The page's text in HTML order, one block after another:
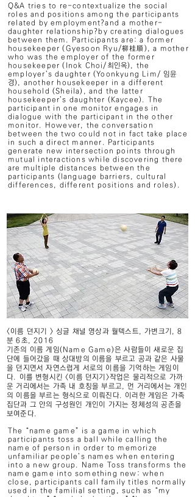
Q&A tries to re-contextualize the social
roles and positions among the participants
related by employment?and a mother-
daughter relationship?by creating dialogues
between them. Participants are: a former
housekeeper (Gyesoon Ryu/柳桂順), a mother
who was the employer of the former
housekeeper (Inok Choi/최인옥), the
employer’s daughter (Yoonkyung Lim/ 임윤
경), another housekeeper in a different
household (Sheila), and the latter
housekeeper’s daughter (Kaycee). The
participant in one monitor engages in
dialogue with the participant in the other
monitor. However, the conversation
between the two could not in fact take place
in such a direct manner. Participants
generate new intersection points through
mutual interactions while discovering there
are multiple distances between the
participants (language barriers, cultural
differences, different positions and roles).
<이름 던지기 > 싱글 채널 영상과 월텍스트, 가변크기, 8
분 6초, 2016
기존의 이름 게임(Name Game)은 사람들이 새로운 집
단에 들어갔을 때 상대방의 이름을 부르고 공과 같은 사물
을 던지면서 자연스럽게 서로의 이름을 기억하는 게임이
다. 이를 변형시킨 <이름 던지기>작업은 물리적으로 가까
운 거리에서는 가족 내 호칭을 부르고, 먼 거리에서는 개인
의 이름을 부르는 형식으로 이뤄진다. 이러한 게임은 가족
집단과 그 안의 구성원인 개인이 가지는 정체성의 공존을
보여준다.
The “name game” is a game in which
participants toss a ball while calling the
name of person in order to memorize
unfamiliar people’s names when entering
into a new group. Name Toss transforms the
name game into something new: when
close, participants call family titles normally
used in the familial setting, such as “my